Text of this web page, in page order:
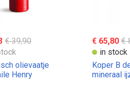
€ 39,90
olievaatje
Henry
€ 65,80 €
in stock
Koper B
mineraal